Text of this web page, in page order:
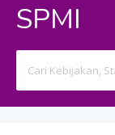
SPMI
For